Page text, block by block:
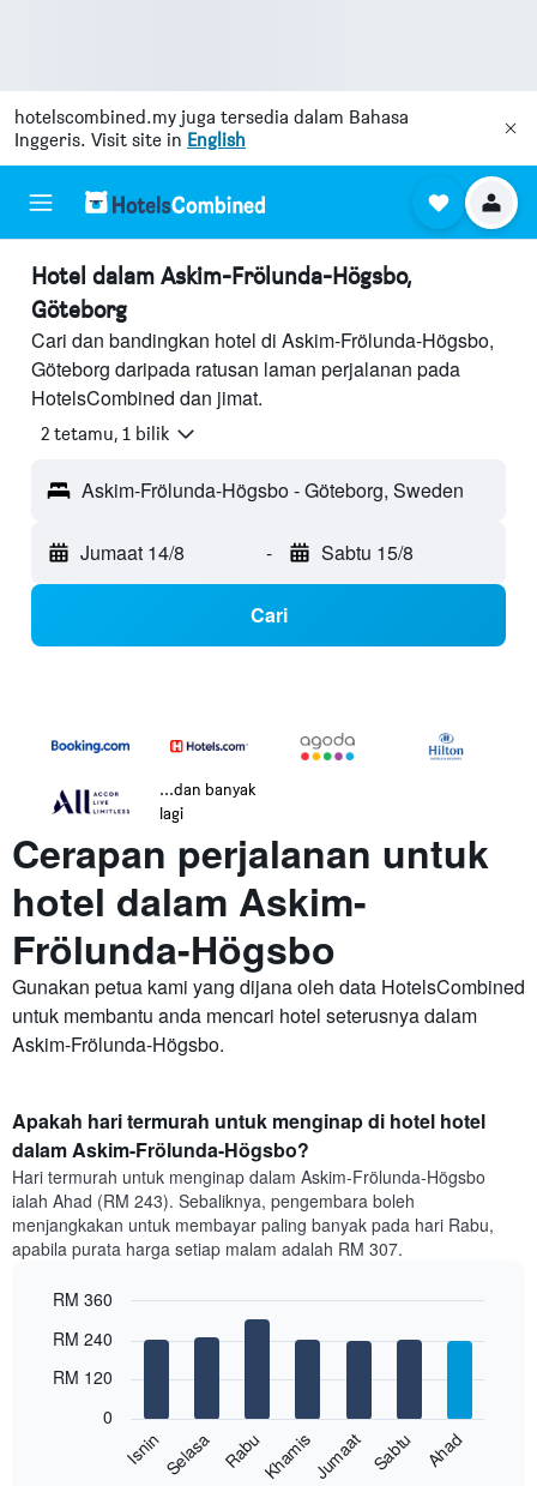
hotelscombined.my juga tersedia dalam Bahasa
Inggeris. Visit site in English
Hotel dalam Askim-Frölunda-Högsbo,
Göteborg
Cari dan bandingkan hotel di Askim-Frölunda-Högsbo,
Göteborg daripada ratusan laman perjalanan pada
HotelsCombined dan jimat.
2 tetamu, 1 bilik
Askim-Frölunda-Högsbo - Göteborg, Sweden
Jumaat 14/8 - Sabtu 15/8
Cari
...dan banyak
lagi
Cerapan perjalanan untuk
hotel dalam Askim-
Frölunda-Högsbo
Gunakan petua kami yang dijana oleh data HotelsCombined
untuk membantu anda mencari hotel seterusnya dalam
Askim-Frölunda-Högsbo.
Apakah hari termurah untuk menginap di hotel hotel
dalam Askim-Frölunda-Högsbo?
Hari termurah untuk menginap dalam Askim-Frölunda-Högsbo
ialah Ahad (RM 243). Sebaliknya, pengembara boleh
menjangkakan untuk membayar paling banyak pada hari Rabu,
apabila purata harga setiap malam adalah RM 307.
chart
graphic.
IsninSelasa RabuKhamisJumaat Sabtu Ahad
0
RM 120
RM 240
RM 360